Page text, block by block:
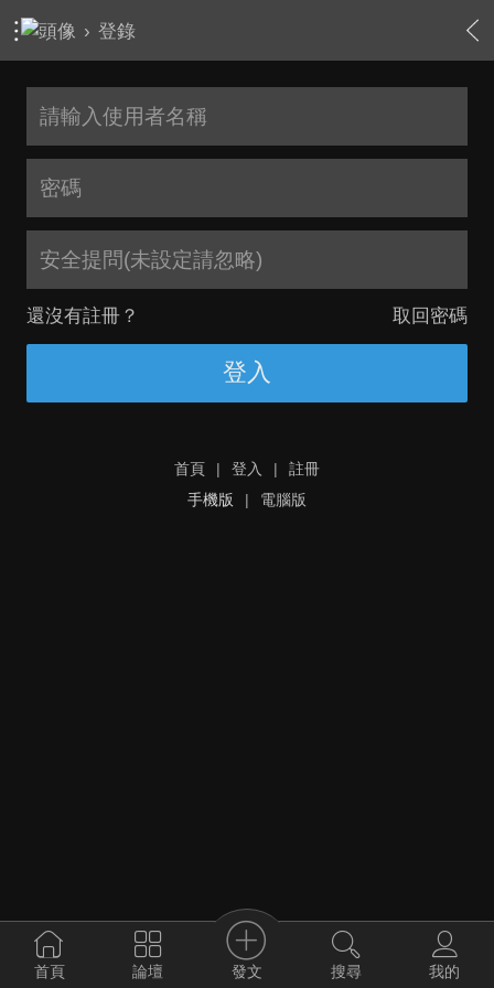
› 登錄
安全提問(未設定請忽略)
還沒有註冊？ 取回密碼
登入
首頁 | 登入 |
註冊
手機版
| 電腦版
首頁 論壇 發文 搜尋 我的